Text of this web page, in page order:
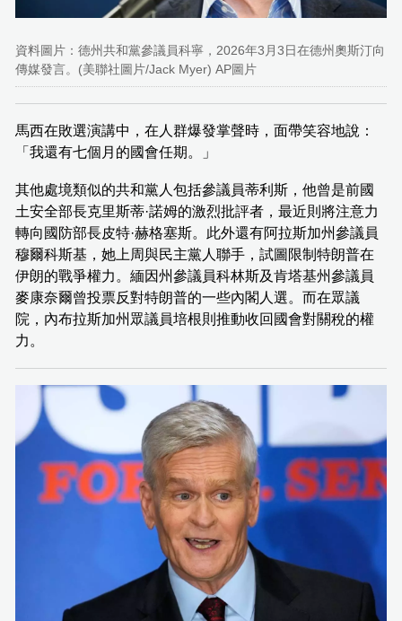
資料圖片：德州共和黨參議員科寧，2026年3月3日在德州奧斯汀向
傳媒發言。(美聯社圖片/Jack Myer) AP圖片
馬西在敗選演講中，在人群爆發掌聲時，面帶笑容地說：
「我還有七個月的國會任期。」
其他處境類似的共和黨人包括參議員蒂利斯，他曾是前國
土安全部長克里斯蒂·諾姆的激烈批評者，最近則將注意力
轉向國防部長皮特·赫格塞斯。此外還有阿拉斯加州參議員
穆爾科斯基，她上周與民主黨人聯手，試圖限制特朗普在
伊朗的戰爭權力。緬因州參議員科林斯及肯塔基州參議員
麥康奈爾曾投票反對特朗普的一些內閣人選。而在眾議
院，內布拉斯加州眾議員培根則推動收回國會對關稅的權
力。